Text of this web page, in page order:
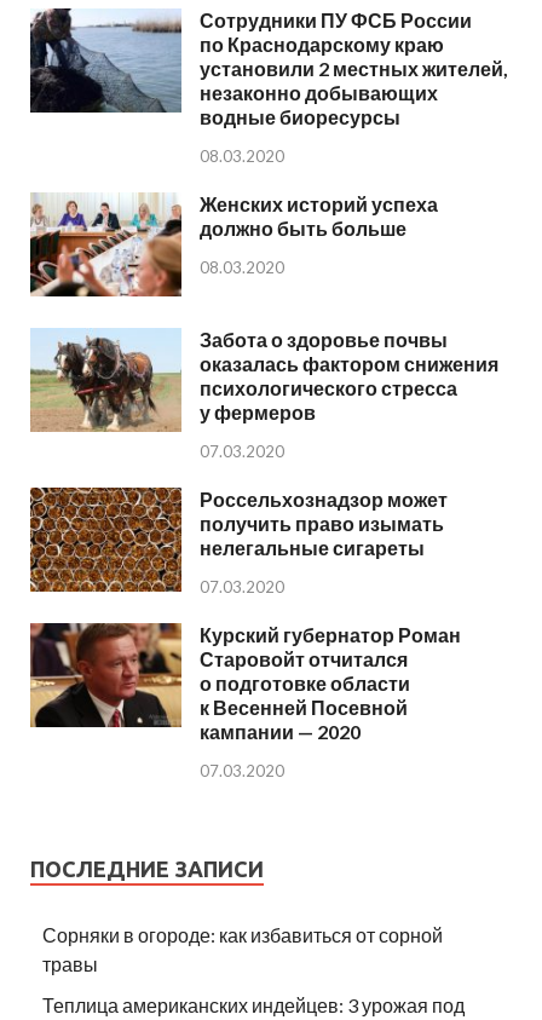
Сотрудники ПУ ФСБ России
по Краснодарскому краю
установили 2 местных жителей,
незаконно добывающих
водные биоресурсы
08.03.2020
Женских историй успеха
должно быть больше
08.03.2020
Забота о здоровье почвы
оказалась фактором снижения
психологического стресса
у фермеров
07.03.2020
Россельхознадзор может
получить право изымать
нелегальные сигареты
07.03.2020
Курский губернатор Роман
Старовойт отчитался
о подготовке области
к Весенней Посевной
кампании — 2020
07.03.2020
ПОСЛЕДНИЕ ЗАПИСИ
Сорняки в огороде: как избавиться от сорной
травы
Теплица американских индейцев: 3 урожая под